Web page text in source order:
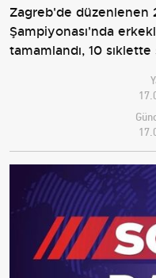
Zagreb'de düzenlenen
Şampiyonası'nda
tamamlandı, 10